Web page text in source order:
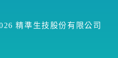
精準生技股份有限公司